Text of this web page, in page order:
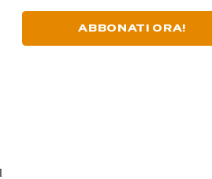
ABBONATI ORA!